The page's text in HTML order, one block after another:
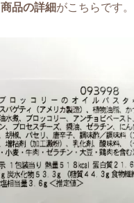
商品の詳細がこちらです。